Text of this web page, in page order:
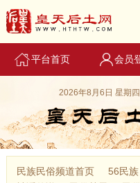
平台首页 会员
2026年8月6日 星期
民族民俗频道首页 56民族